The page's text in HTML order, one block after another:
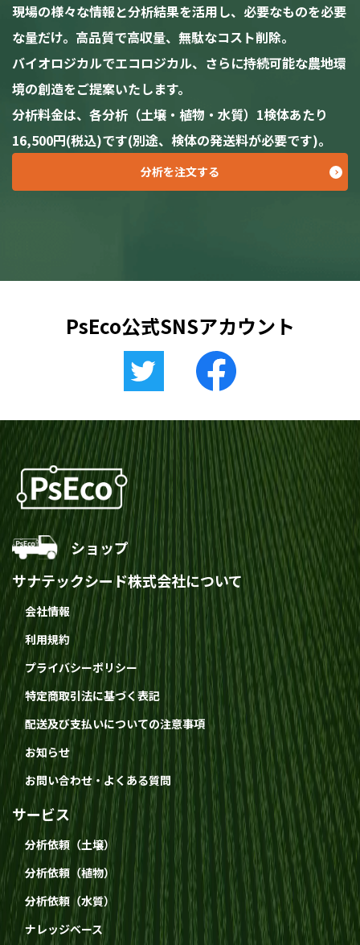
現場の様々な情報と分析結果を活用し、必要なものを必要
な量だけ。高品質で高収量、無駄なコスト削除。
バイオロジカルでエコロジカル、さらに持続可能な農地環
境の創造をご提案いたします。
分析料金は、各分析（土壌・植物・水質）1検体あたり
16,500円(税込)です(別途、検体の発送料が必要です)。
分析を注文する
PsEco公式SNSアカウント
ショップ
サナテックシード株式会社について
会社情報
利用規約
プライバシーポリシー
特定商取引法に基づく表記
配送及び支払いについての注意事項
お知らせ
お問い合わせ・よくある質問
サービス
分析依頼（土壌）
分析依頼（植物）
分析依頼（水質）
ナレッジベース